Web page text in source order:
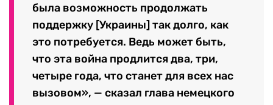
была возможность продолжать
поддержку [Украины] так долго, как
это потребуется. Ведь может быть,
что эта война продлится два, три,
четыре года, что станет для всех нас
вызовом», — сказал глава немецкого